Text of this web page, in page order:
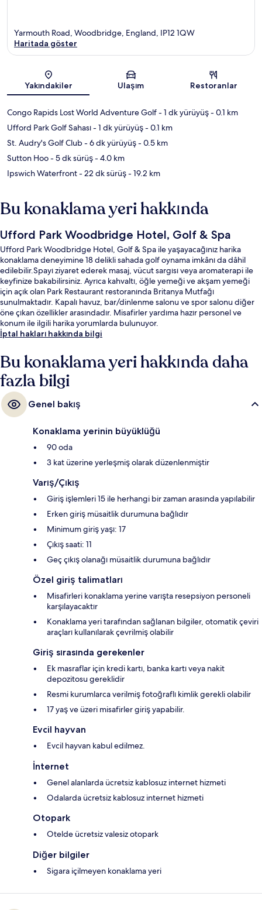
Harita
Yarmouth Road, Woodbridge, England, IP12 1QW
Haritada göster
Yakındakiler Ulaşım Restoranlar
Congo Rapids Lost World Adventure Golf- 1 dk yürüyüş- 0.1 km
Ufford Park Golf Sahası- 1 dk yürüyüş- 0.1 km
St. Audry's Golf Club- 6 dk yürüyüş- 0.5 km
Sutton Hoo- 5 dk sürüş- 4.0 km
Ipswich Waterfront- 22 dk sürüş- 19.2 km
Bu konaklama yeri hakkında
Ufford Park Woodbridge Hotel, Golf & Spa
Ufford Park Woodbridge Hotel, Golf & Spa ile yaşayacağınız harika
konaklama deneyimine 18 delikli sahada golf oynama imkânı da dâhil
edilebilir.Spayı ziyaret ederek masaj, vücut sargısı veya aromaterapi ile
keyfinize bakabilirsiniz. Ayrıca kahvaltı, öğle yemeği ve akşam yemeği
için açık olan Park Restaurant restoranında Britanya Mutfağı
sunulmaktadır. Kapalı havuz, bar/dinlenme salonu ve spor salonu diğer
öne çıkan özellikler arasındadır. Misafirler yardıma hazır personel ve
konum ile ilgili harika yorumlarda bulunuyor.
İptal hakları hakkında bilgi
Bu konaklama yeri hakkında daha
fazla bilgi
Genel bakış
Konaklama yerinin büyüklüğü
90 oda
3 kat üzerine yerleşmiş olarak düzenlenmiştir
Varış/Çıkış
Giriş işlemleri 15 ile herhangi bir zaman arasında yapılabilir
Erken giriş müsaitlik durumuna bağlıdır
Minimum giriş yaşı: 17
Çıkış saati: 11
Geç çıkış olanağı müsaitlik durumuna bağlıdır
Özel giriş talimatları
Misafirleri konaklama yerine varışta resepsiyon personeli
karşılayacaktır
Konaklama yeri tarafından sağlanan bilgiler, otomatik çeviri
araçları kullanılarak çevrilmiş olabilir
Giriş sırasında gerekenler
Ek masraflar için kredi kartı, banka kartı veya nakit
depozitosu gereklidir
Resmi kurumlarca verilmiş fotoğraflı kimlik gerekli olabilir
17 yaş ve üzeri misafirler giriş yapabilir.
Evcil hayvan
Evcil hayvan kabul edilmez.
İnternet
Genel alanlarda ücretsiz kablosuz internet hizmeti
Odalarda ücretsiz kablosuz internet hizmeti
Otopark
Otelde ücretsiz valesiz otopark
Diğer bilgiler
Sigara içilmeyen konaklama yeri